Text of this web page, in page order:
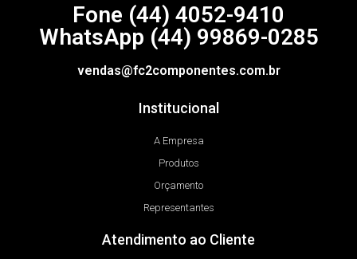
Fone (44) 4052-9410
WhatsApp (44) 99869-0285
vendas@fc2componentes.com.br
Institucional
A Empresa
Produtos
Orçamento
Representantes
Atendimento ao Cliente